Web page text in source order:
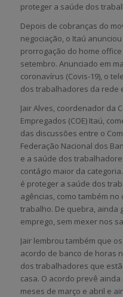
proteger a saúde dos
Depois de cobranças do
negociação, o Itaú
prorrogação do home
setembro. Anunciado em
coronavírus (Covis-19), o
dos trabalhadores da rede
Jair Alves, coordenador da
Empregados (COE) Itaú,
das discussões entre o
Federação Nacional dos
e a saúde dos
contágio maior da
é proteger a saúde dos
agências, como também
trabalho. De quebra, ainda
emprego, sem mexer nos
Jair lembrou também que
acordo de banco de horas
dos trabalhadores que
casa. O acordo prevê
meses de março e abril e